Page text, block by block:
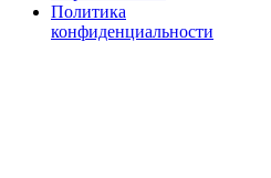
Политика
конфиденциальности